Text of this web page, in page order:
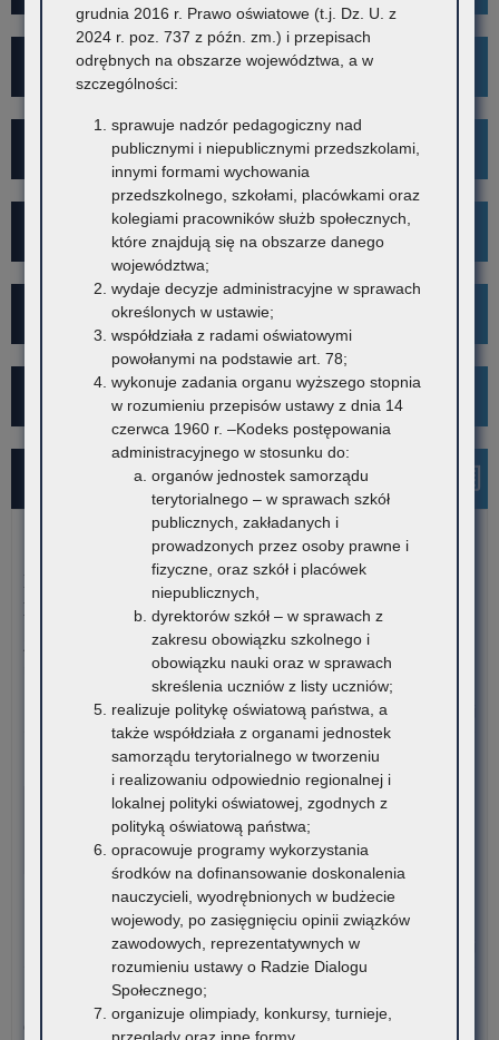
Wykaz szkół i placówek
Rekrutacja
Projekt Kibicuj z Klasą
Kampania społeczna "Ustal z Babcią Hasło"
Najnowsze informacje
6 sierpnia 2026
Konkurs stypendialny dla romskich uczniów szkół
ponadpodstawowych oraz studentów romskich
Związek Romów Polskich ogłasza konkurs stypendialny dla
romskich uczniów szkół…
Czytaj więcej
6 sierpnia 2026
VI edycja Ogólnopolskiej Olimpiady Wiedzy o
Procesie Inwestycyjno-Budowlanym
Komitet Główny Ogólnopolskiej Olimpiady Wiedzy
o Procesie Inwestycyjno-Budowlanym przekazuje
harmonogram…
5 sierpnia 2026
Ogłoszenie o naborze kandydatów na stanowisko doradcy
grudnia 2016 r. Prawo oświatowe (t.j. Dz. U. z
2024 r. poz. 737 z późn. zm.) i przepisach
odrębnych na obszarze województwa, a w
szczególności:
sprawuje nadzór pedagogiczny nad
publicznymi i niepublicznymi przedszkolami,
innymi formami wychowania
przedszkolnego, szkołami, placówkami oraz
kolegiami pracowników służb społecznych,
które znajdują się na obszarze danego
województwa;
wydaje decyzje administracyjne w sprawach
określonych w ustawie;
współdziała z radami oświatowymi
powołanymi na podstawie art. 78;
wykonuje zadania organu wyższego stopnia
w rozumieniu przepisów ustawy z dnia 14
czerwca 1960 r. –Kodeks postępowania
administracyjnego w stosunku do:
organów jednostek samorządu
terytorialnego – w sprawach szkół
publicznych, zakładanych i
prowadzonych przez osoby prawne i
fizyczne, oraz szkół i placówek
niepublicznych,
dyrektorów szkół – w sprawach z
zakresu obowiązku szkolnego i
obowiązku nauki oraz w sprawach
skreślenia uczniów z listy uczniów;
realizuje politykę oświatową państwa, a
także współdziała z organami jednostek
samorządu terytorialnego w tworzeniu
i realizowaniu odpowiednio regionalnej i
lokalnej polityki oświatowej, zgodnych z
polityką oświatową państwa;
opracowuje programy wykorzystania
środków na dofinansowanie doskonalenia
nauczycieli, wyodrębnionych w budżecie
wojewody, po zasięgnięciu opinii związków
zawodowych, reprezentatywnych w
rozumieniu ustawy o Radzie Dialogu
Społecznego;
organizuje olimpiady, konkursy, turnieje,
przeglądy oraz inne formy